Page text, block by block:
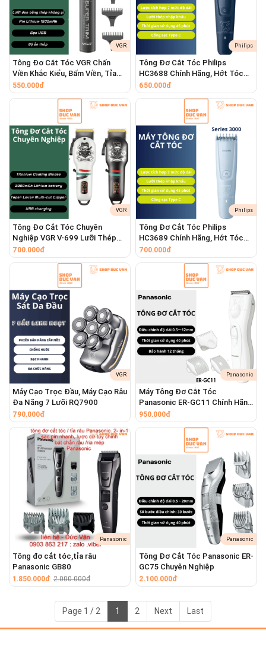
Thiết kế 7 lưỡi: 7 đầu cạo độc lập, xoay 360°
ôm sát mọi góc cạnh trên khuôn mặt và đầu
giúp cạo sạch hơn và thoải mái hơn.
Lưới dao hai vòng
: Tăng diện tích tiếp xúc
giữa lưới dao và da, nâng cao hiệu quả cạo
râu, rút ngắn thời gian.
VGR
Tông Đơ Cắt Tóc VGR Chấn
Viền Khắc Kiểu, Bấm Viền, Tỉa
Râu, Tạo Kiểu Râu Chuyên
Nghiệp
550.000đ
Philips
Tông Đơ Cắt Tóc Philips
HC3688 Chính Hãng, Hớt Tóc
Dành Cho Gia Đình, Trẻ Em Sạc
Type C
650.000đ
VGR
Tông Đơ Cắt Tóc Chuyên
Nghiệp VGR V-699 Lưỡi Thép
Phủ Titanium, Pin 2000mAh
Dùng 180 Phút, Màn Hình LED,
700.000đ
Philips
Tông Đơ Cắt Tóc Philips
HC3689 Chính Hãng, Hớt Tóc
Dành Cho Gia Đình, Trẻ Em Sạc
Type C
700.000đ
VGR
Máy Cạo Trọc Đầu, Máy Cạo Râu
Đa Năng 7 Lưỡi RQ7900
790.000đ
Panasonic
Máy Tông Đơ Cắt Tóc
Panasonic ER-GC11 Chính Hãng
Hàng Nhật Nội Địa Bảo Hành 12
Tháng
950.000đ
Panasonic
Tông đơ cắt tóc,tỉa râu
Panasonic GB80
1.850.000đ 2.000.000đ
Panasonic
Tông Đơ Cắt Tóc Panasonic ER-
GC75 Chuyên Nghiệp
2.100.000đ
Page 1 / 2 1 2 Next Last